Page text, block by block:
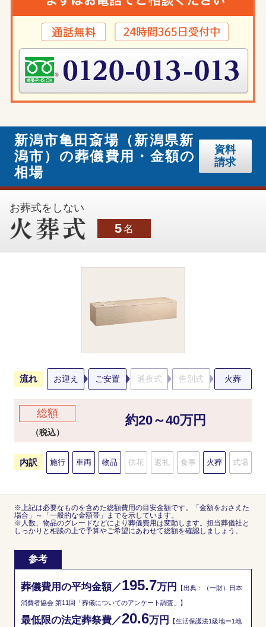
新潟市亀田斎場（新潟県新
潟市）の葬儀費用・金額の
相場
資料
請求
お葬式をしない
5名
流れ お迎え ご安置 通夜式 告別式 火葬
総額
（税込）
約20～40万円
内訳 施行 車両 物品 供花 返礼 食事 火葬 式場
※上記は必要なものを含めた総額費用の目安金額です。「金額をおさえた
場合」～「一般的な金額帯」までを示しています。
※人数、物品のグレードなどにより葬儀費用は変動します。担当葬儀社と
しっかりと相談の上で予算やご希望にあわせて総額を確認しましょう。
参考
葬儀費用の平均金額／195.7万円 【出典：（一財）日本
消費者協会 第11回「葬儀についてのアンケート調査」】
最低限の法定葬祭費／20.6万円 【生活保護法1級地ー1地